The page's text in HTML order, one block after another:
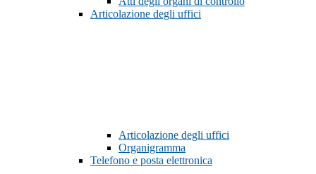
Articolazione degli uffici
Articolazione degli uffici
Organigramma
Telefono e posta elettronica